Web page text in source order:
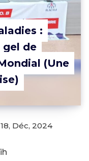
:
gel de
(Une
18, Déc, 2024